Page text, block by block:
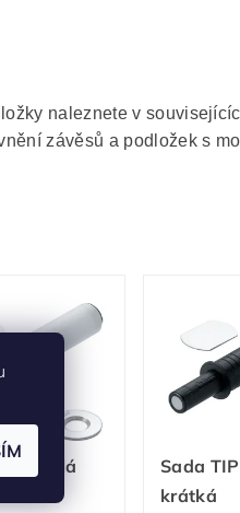
naleznete v
závěsů a podložek s
ON bílá
Sada
krátká